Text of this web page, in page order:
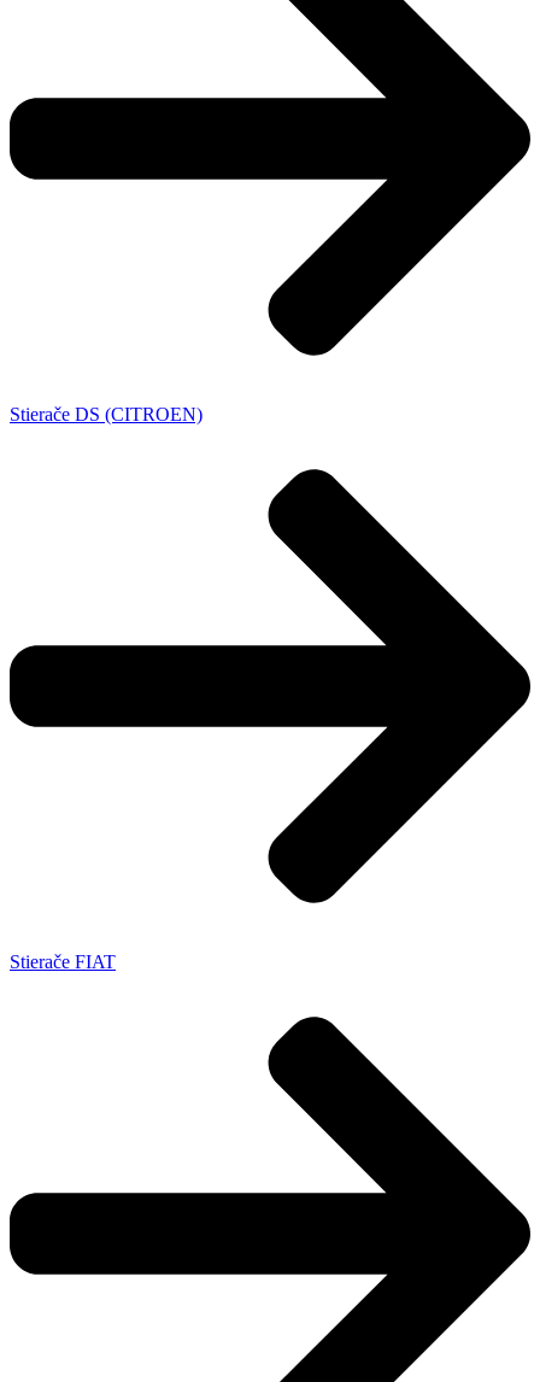
Stierače DS (CITROEN)
Stierače FIAT